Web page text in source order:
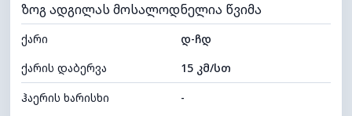
ხილვადობა
10 კმ
განათების ინდექსი 0 (ბნელი)
ღრუბლის სიმაღლე 5680 მ
ზოგ ადგილას მოსალოდნელია წვიმა
ქარი
დ-ჩდ
ქარის დაბერვა
15 კმ/სთ
ჰაერის ხარისხი
-